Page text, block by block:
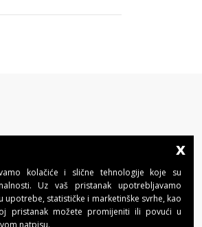
Marinići 183,Viškovo
51 216, (Hrvatska)
T +385 51 361 546
x
kolačiće i slične tehnologije koje su
Uz vaš pristanak upotrebljavamo
upotrebe, statističke i marketinške svrhe, kao
pristanak možete promijeniti ili povući u
natpisu.